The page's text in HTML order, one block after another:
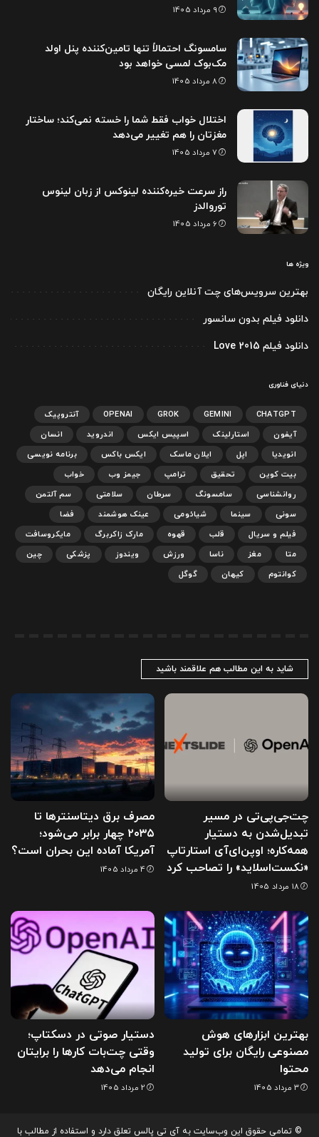
9 مرداد 1405
سامسونگ احتمالاً تنها تامین‌کننده پنل اولد
مک‌بوک لمسی خواهد بود
8 مرداد 1405
اختلال خواب فقط شما را خسته نمی‌کند؛ ساختار
مغزتان را هم تغییر می‌دهد
7 مرداد 1405
راز سرعت خیره‌کننده لینوکس از زبان لینوس
توروالدز
6 مرداد 1405
ویژه ها
بهترین سرویس‌های چت آنلاین رایگان
دانلود فیلم بدون سانسور
دانلود فیلم Love 2015
دنیای فناوری
CHATGPT
GEMINI
GROK
OPENAI
آنتروپیک
آیفون
استارلینک اسپیس ایکس اندروید
انسان
انویدیا
اپل ایلان ماسک ایکس باکس
برنامه نویسی
بیت کوین
تحقیق ترامپ جیمز وب
خواب
روانشناسی
سامسونگ سرطان سلامتی
سم آلتمن
سونی
سینما شیائومی عینک هوشمند
فضا
فیلم و سریال
قلب قهوه مارک زاکربرگ
مایکروسافت
متا
مغز ناسا ورزش ویندوز پزشکی
چین
کوانتوم
کیهان گوگل
شاید به این مطالب هم علاقمند باشید
چت‌جی‌پی‌تی در مسیر
تبدیل‌شدن به دستیار
همه‌کاره؛ اوپن‌ای‌آی استارتاپ
«نکست‌اسلاید» را تصاحب کرد
18 مرداد 1405
مصرف برق دیتاسنترها تا
۲۰۳۵ چهار برابر می‌شود؛
آمریکا آماده این بحران است؟
4 مرداد 1405
بهترین ابزارهای هوش
مصنوعی رایگان برای تولید
محتوا
3 مرداد 1405
دستیار صوتی در دسکتاپ؛
وقتی چت‌بات کارها را برایتان
انجام می‌دهد
2 مرداد 1405
© تمامی حقوق این وب‌سایت به آی تی پالس تعلق دارد و استفاده از مطالب با